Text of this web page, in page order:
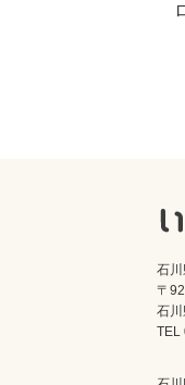
石川
〒
石
TEL